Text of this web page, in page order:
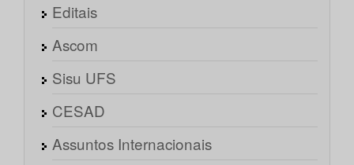
Editais
Ascom
Sisu UFS
CESAD
Assuntos Internacionais